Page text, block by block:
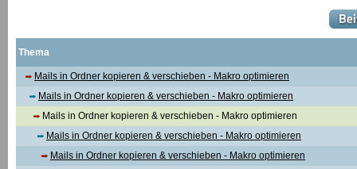
Thema
Mails in Ordner kopieren & verschieben - Makro optimieren
Mails in Ordner kopieren & verschieben - Makro optimieren
Mails in Ordner kopieren & verschieben - Makro optimieren
Mails in Ordner kopieren & verschieben - Makro optimieren
Mails in Ordner kopieren & verschieben - Makro optimieren